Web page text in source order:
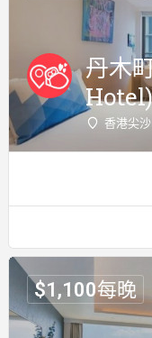
丹木
Hotel)
香港尖
$1,100每晚